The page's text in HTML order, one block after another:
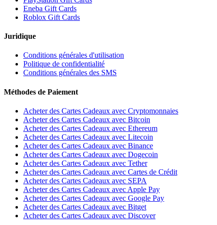
Eneba Gift Cards
Roblox Gift Cards
Juridique
Conditions générales d'utilisation
Politique de confidentialité
Conditions générales des SMS
Méthodes de Paiement
Acheter des Cartes Cadeaux avec Cryptomonnaies
Acheter des Cartes Cadeaux avec Bitcoin
Acheter des Cartes Cadeaux avec Ethereum
Acheter des Cartes Cadeaux avec Litecoin
Acheter des Cartes Cadeaux avec Binance
Acheter des Cartes Cadeaux avec Dogecoin
Acheter des Cartes Cadeaux avec Tether
Acheter des Cartes Cadeaux avec Cartes de Crédit
Acheter des Cartes Cadeaux avec SEPA
Acheter des Cartes Cadeaux avec Apple Pay
Acheter des Cartes Cadeaux avec Google Pay
Acheter des Cartes Cadeaux avec Bitget
Acheter des Cartes Cadeaux avec Discover